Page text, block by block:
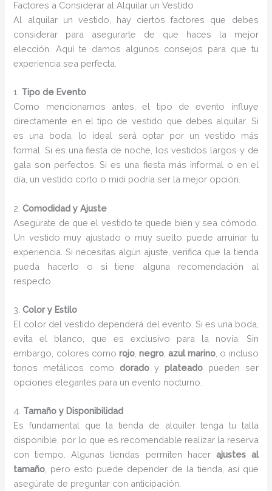
Factores a Considerar al Alquilar un Vestido
Al alquilar un vestido, hay ciertos factores que debes
considerar para asegurarte de que haces la mejor
elección. Aquí te damos algunos consejos para que tu
experiencia sea perfecta.
1. Tipo de Evento
Como mencionamos antes, el tipo de evento influye
directamente en el tipo de vestido que debes alquilar. Si
es una boda, lo ideal será optar por un vestido más
formal. Si es una fiesta de noche, los vestidos largos y de
gala son perfectos. Si es una fiesta más informal o en el
día, un vestido corto o midi podría ser la mejor opción.
2.Comodidad y Ajuste
Asegúrate de que el vestido te quede bien y sea cómodo.
Un vestido muy ajustado o muy suelto puede arruinar tu
experiencia. Si necesitas algún ajuste, verifica que la tienda
pueda hacerlo o si tiene alguna recomendación al
respecto.
3.Color y Estilo
El color del vestido dependerá del evento. Si es una boda,
evita el blanco, que es exclusivo para la novia. Sin
embargo, colores como rojo,negro ,azul marino , o incluso
tonos metálicos como doradoyplateado pueden ser
opciones elegantes para un evento nocturno.
4. Tamaño y Disponibilidad
Es fundamental que la tienda de alquiler tenga tu talla
disponible, por lo que es recomendable realizar la reserva
con tiempo. Algunas tiendas permiten hacer ajustes al
tamaño , pero esto puede depender de la tienda, así que
asegúrate de preguntar con anticipación.